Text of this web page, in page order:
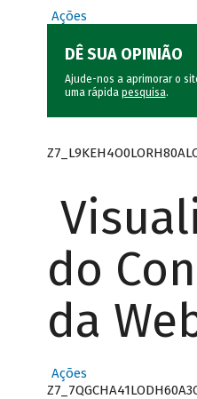
Ações
DÊ SUA OPINIÃO
Ajude-nos a aprimorar o
uma rápida pesquisa.
do
da
Ações